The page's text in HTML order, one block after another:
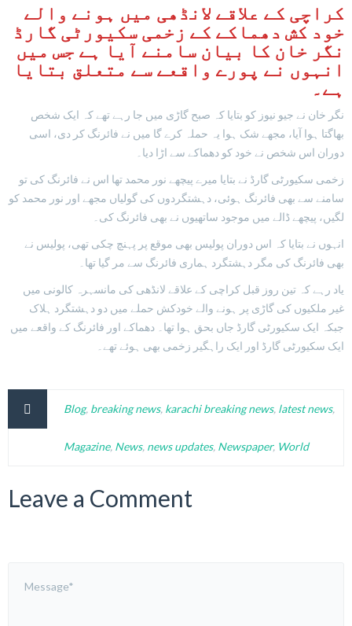
کراچی کے علاقے لانڈھی میں ہونے والے
خود کش دھماکے کے زخمی سکیورٹی گارڈ
نگر خان کا بیان سامنے آیا ہے جس میں
انہوں نے پورے واقعے سے متعلق بتایا
ہے۔
نگر خان نے جیو نیوز کو بتایا کہ صبح گاڑی میں جا رہے تھے کہ ایک شخص
بھاگتا ہوا آیا، مجھے شک ہوا یہ حملہ کرے گا میں نے فائرنگ کر دی، اسی
دوران اس شخص نے خود کو دھماکے سے اڑا دیا۔
زخمی سکیورٹی گارڈ نے بتایا میرے پیچھے نور محمد تھا اس نے فائرنگ کی تو
سامنے سے بھی فائرنگ ہوئی، دہشتگردوں کی گولیاں مجھے اور نور محمد کو
لگیں، پیچھے ڈالے میں موجود ساتھیوں نے بھی فائرنگ کی۔
انہوں نے بتایا کہ اس دوران پولیس بھی موقع پر پہنچ چکی تھی، پولیس نے
بھی فائرنگ کی مگر دہشتگرد ہماری فائرنگ سے مر گیا تھا۔
یاد رہے کہ تین روز قبل کراچی کے علاقے لانڈھی کی مانسہرہ کالونی میں
غیر ملکیوں کی گاڑی پر ہونے والے خودکش حملے میں دو دہشتگرد ہلاک
جبکہ ایک سکیورٹی گارڈ جاں بحق ہوا تھا۔ دھماکے اور فائرنگ کے واقعے میں
ایک سکیورٹی گارڈ اور ایک راہگیر زخمی بھی ہوئے تھے۔
Blog, breaking news, karachi breaking news, latest news,
Magazine, News, news updates, Newspaper, World
Leave a Comment